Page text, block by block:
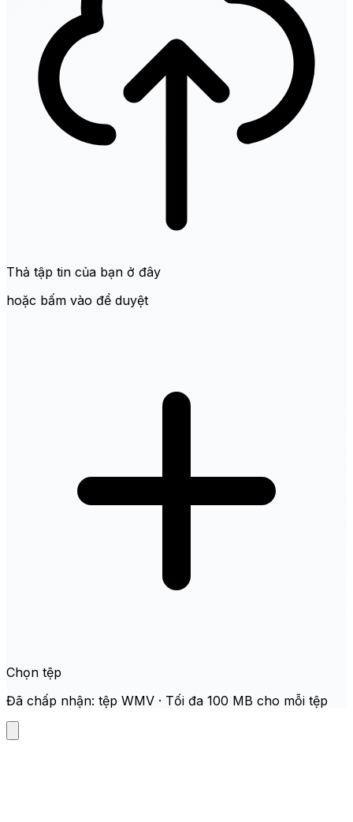
Thả tập tin của bạn ở đây
hoặc bấm vào để duyệt
Chọn tệp
Đã chấp nhận: tệp WMV · Tối đa 100 MB cho mỗi tệp